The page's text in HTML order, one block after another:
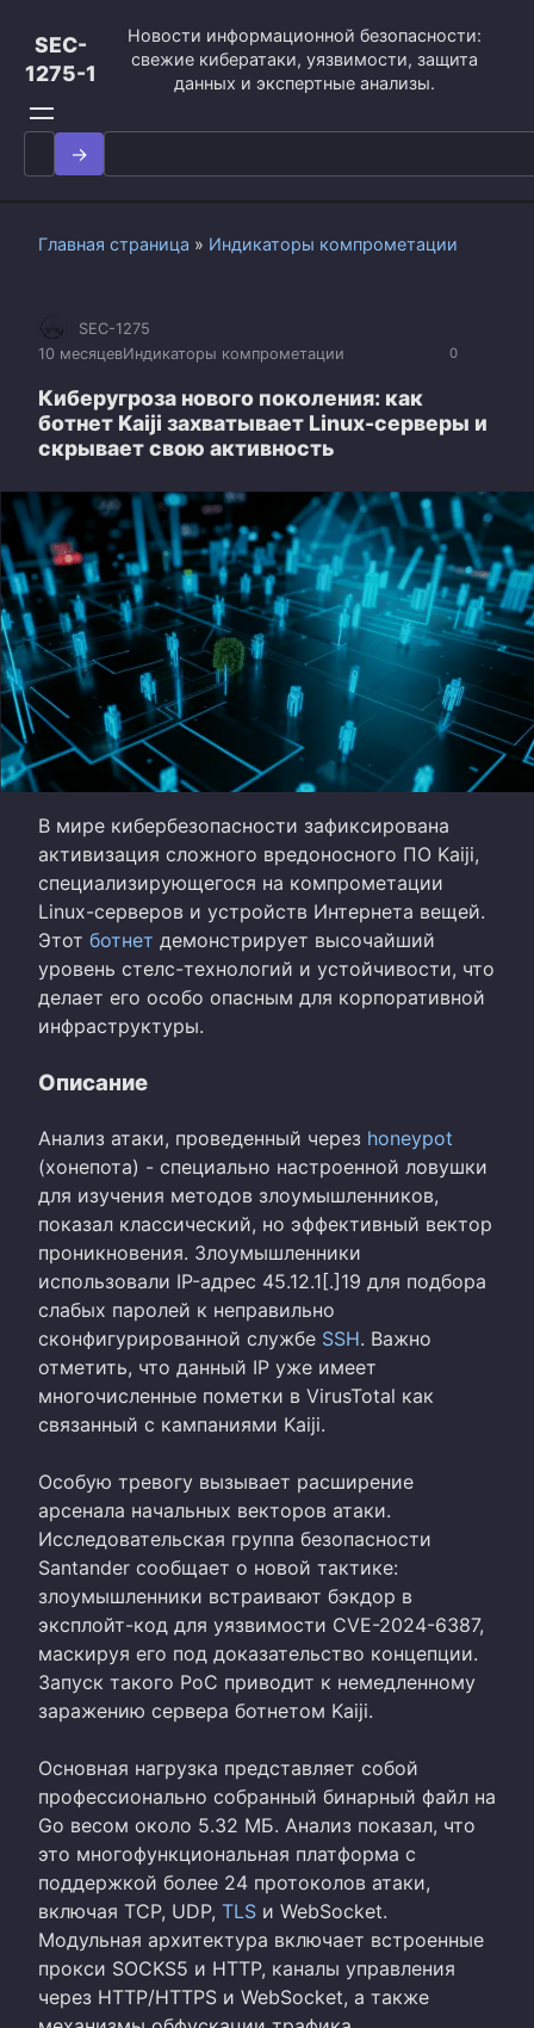
контенту
SEC-
1275-1
Новости информационной безопасности:
свежие кибератаки, уязвимости, защита
данных и экспертные анализы.
Search
for:
Главная страница » Индикаторы компрометации
0
SEC-1275
10 месяцевИндикаторы компрометации
Киберугроза нового поколения: как
ботнет Kaiji захватывает Linux-серверы и
скрывает свою активность
В мире кибербезопасности зафиксирована
активизация сложного вредоносного ПО Kaiji,
специализирующегося на компрометации
Linux-серверов и устройств Интернета вещей.
Этот ботнет демонстрирует высочайший
уровень стелс-технологий и устойчивости, что
делает его особо опасным для корпоративной
инфраструктуры.
Описание
Анализ атаки, проведенный через honeypot
(хонепота) - специально настроенной ловушки
для изучения методов злоумышленников,
показал классический, но эффективный вектор
проникновения. Злоумышленники
использовали IP-адрес 45.12.1[.]19 для подбора
слабых паролей к неправильно
сконфигурированной службе SSH. Важно
отметить, что данный IP уже имеет
многочисленные пометки в VirusTotal как
связанный с кампаниями Kaiji.
Особую тревогу вызывает расширение
арсенала начальных векторов атаки.
Исследовательская группа безопасности
Santander сообщает о новой тактике:
злоумышленники встраивают бэкдор в
эксплойт-код для уязвимости CVE-2024-6387,
маскируя его под доказательство концепции.
Запуск такого PoC приводит к немедленному
заражению сервера ботнетом Kaiji.
Основная нагрузка представляет собой
профессионально собранный бинарный файл на
Go весом около 5.32 МБ. Анализ показал, что
это многофункциональная платформа с
поддержкой более 24 протоколов атаки,
включая TCP, UDP, TLS и WebSocket.
Модульная архитектура включает встроенные
прокси SOCKS5 и HTTP, каналы управления
через HTTP/HTTPS и WebSocket, а также